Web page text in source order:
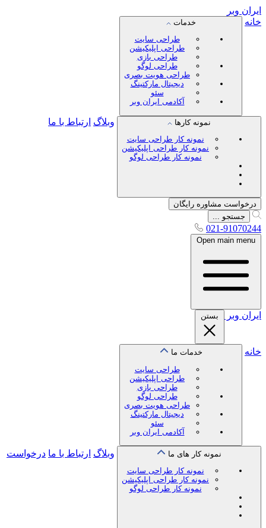
ایران وبر
خانه
خدمات
طراحی سایت
طراحی اپلیکیشن
طراحی بازی
طراحی لوگو
طراحی هویت بصری
دیجیتال مارکتینگ
سئو
آکادمی ایران وبر
نمونه کارها
نمونه کار طراحی سایت
نمونه کار طراحی اپلیکیشن
نمونه کار طراحی لوگو
وبلاگ ارتباط با ما
درخواست مشاوره رایگان
جستجو ...
021-91070244
Open main menu
ایران وبر بستن
خانه
خدمات ما
طراحی سایت
طراحی اپلیکیشن
طراحی بازی
طراحی لوگو
طراحی هویت بصری
دیجیتال مارکتینگ
سئو
آکادمی ایران وبر
نمونه کار های ما
نمونه کار طراحی سایت
نمونه کار طراحی اپلیکیشن
نمونه کار طراحی لوگو
وبلاگ ارتباط با ما درخواست